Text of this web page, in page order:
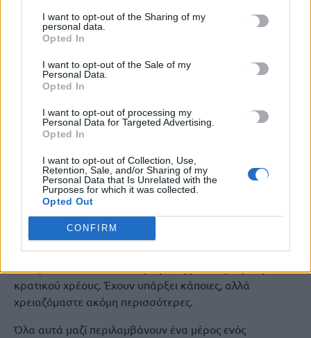
I want to opt-out of the Sharing of my
personal data.
Opted In
I want to opt-out of the Sale of my
Personal Data.
Opted In
I want to opt-out of processing my
Personal Data for Targeted Advertising.
Opted In
I want to opt-out of Collection, Use,
Retention, Sale, and/or Sharing of my
Personal Data that Is Unrelated with the
Purposes for which it was collected.
Opted Out
CONFIRM
καινοτομία.
συναδέλφους μου στο Eurogroup ορισμένες διαφάνειες
σχετικά με τις τράπεζες και την τραπεζική ενοποίηση.
παρουσίαση. Το πρώτο αφορά στο επίπεδο των
τεχνολογικών επενδύσεων των ευρωπαϊκών τραπεζών
τράπεζες, το οποίο είναι χαμηλότερο. Επομένως,
χρειαζόμαστε σαφώς περισσότερες τεχνολογικές
επενδύσεις από τις ευρωπαϊκές τράπεζες ώστε να
μπορούν να ανταγωνίζονται σε παγκόσμιο επίπεδο. Το
δεύτερο αφορά στις διασυνοριακές συγχωνεύσεις και
εξαγορές στον τραπεζικό τομέα στην Ευρώπη μετά το
2008, το 2009 και το 2010, δηλαδή μετά την κρίση
κρατικού χρέους. Έχουν υπάρξει κάποιες, αλλά
χρειαζόμαστε ακόμη περισσότερες.
Όλα αυτά μαζί περιλαμβάνουν ένα μέρος ενός